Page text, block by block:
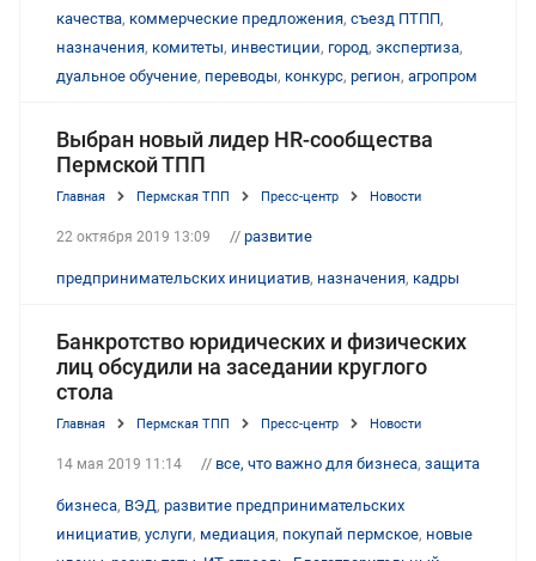
качества, коммерческие предложения, съезд ПТПП,
назначения, комитеты, инвестиции, город, экспертиза,
дуальное обучение, переводы, конкурс, регион, агропром
Выбран новый лидер HR-сообщества
Пермской ТПП
Главная Пермская ТПП Пресс-центр Новости
22 октября 2019 13:09 // развитие
предпринимательских инициатив, назначения, кадры
Банкротство юридических и физических
лиц обсудили на заседании круглого
стола
Главная Пермская ТПП Пресс-центр Новости
14 мая 2019 11:14 // все, что важно для бизнеса, защита
бизнеса, ВЭД, развитие предпринимательских
инициатив, услуги, медиация, покупай пермское, новые